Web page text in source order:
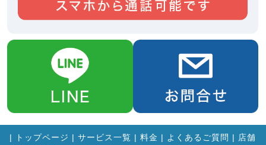
| トップページ | サービス一覧 | 料金 | よくあるご質問 | 店舗